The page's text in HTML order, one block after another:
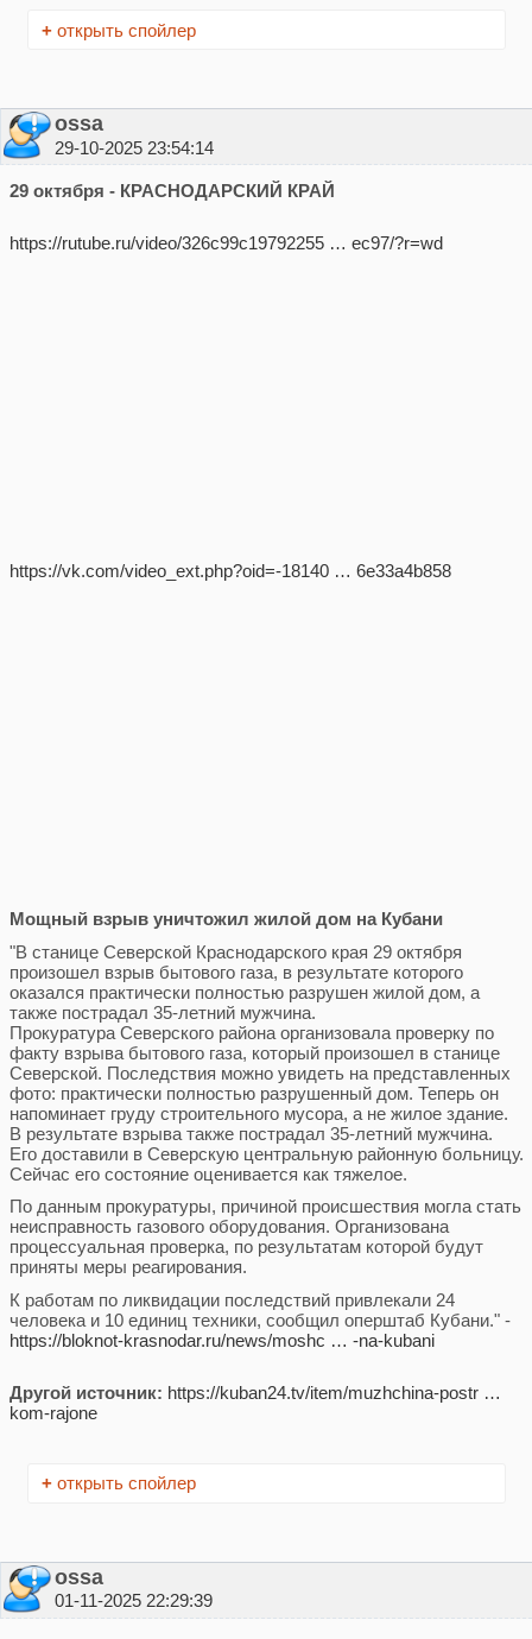
+открыть спойлер
ossa
29-10-2025 23:54:14
29 октября - КРАСНОДАРСКИЙ КРАЙ
https://rutube.ru/video/326c99c19792255 … ec97/?r=wd
https://vk.com/video_ext.php?oid=-18140 … 6e33a4b858
Мощный взрыв уничтожил жилой дом на Кубани
"В станице Северской Краснодарского края 29 октября
произошел взрыв бытового газа, в результате которого
оказался практически полностью разрушен жилой дом, а
также пострадал 35-летний мужчина.
Прокуратура Северского района организовала проверку по
факту взрыва бытового газа, который произошел в станице
Северской. Последствия можно увидеть на представленных
фото: практически полностью разрушенный дом. Теперь он
напоминает груду строительного мусора, а не жилое здание.
В результате взрыва также пострадал 35-летний мужчина.
Его доставили в Северскую центральную районную больницу.
Сейчас его состояние оценивается как тяжелое.
По данным прокуратуры, причиной происшествия могла стать
неисправность газового оборудования. Организована
процессуальная проверка, по результатам которой будут
приняты меры реагирования.
К работам по ликвидации последствий привлекали 24
человека и 10 единиц техники, сообщил оперштаб Кубани." -
https://bloknot-krasnodar.ru/news/moshc … -na-kubani
Другой источник: https://kuban24.tv/item/muzhchina-postr …
kom-rajone
+открыть спойлер
ossa
01-11-2025 22:29:39